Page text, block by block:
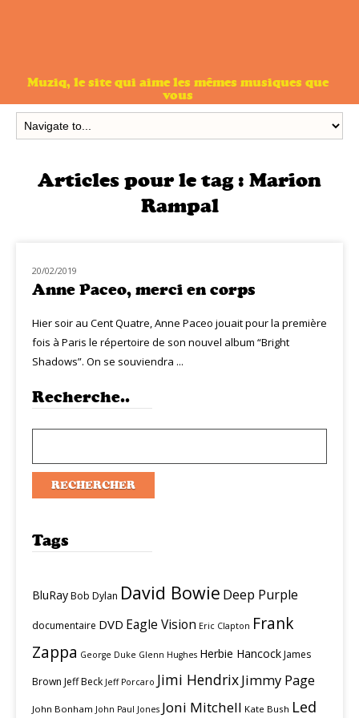
Muziq, le site qui aime les mêmes musiques que
vous
Articles pour le tag : Marion
Rampal
LIVE MUZIQ
20/02/2019
Anne Paceo, merci en corps
Hier soir au Cent Quatre, Anne Paceo jouait pour la première
fois à Paris le répertoire de son nouvel album “Bright
Shadows”. On se souviendra ...
Recherche..
Tags
BluRayBob Dylan David Bowie Deep Purple
documentaire DVD Eagle Vision Eric Clapton Frank
Zappa George Duke Glenn Hughes Herbie HancockJames
Brown Jeff Beck Jeff Porcaro Jimi HendrixJimmy Page
John Bonham John Paul Jones Joni Mitchell Kate Bush Led